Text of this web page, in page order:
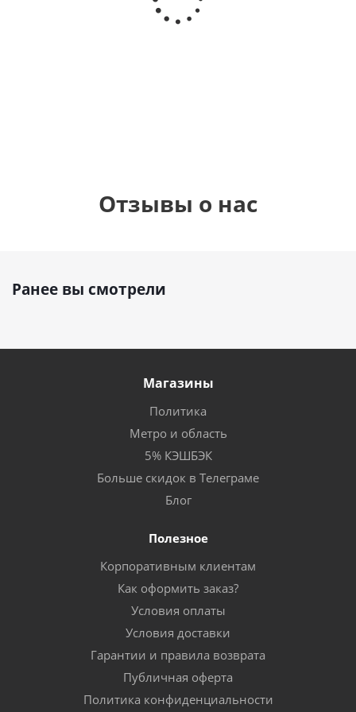
Сердце розовое
фольгированный
Отзывы о нас
Ранее вы смотрели
Магазины
Политика
Метро и область
5% КЭШБЭК
Больше скидок в Телеграме
Блог
Полезное
Корпоративным клиентам
Как оформить заказ?
Условия оплаты
Условия доставки
Гарантии и правила возврата
Публичная оферта
Политика конфиденциальности